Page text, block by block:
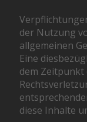
der Nutzung
allgemeinen
Eine
dem
diese Inhalte